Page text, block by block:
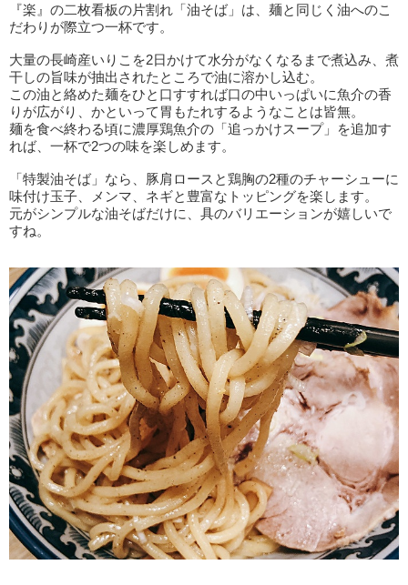
『楽』の二枚看板の片割れ「油そば」は、麺と同じく油へのこ
だわりが際立つ一杯です。
大量の長崎産いりこを2日かけて水分がなくなるまで煮込み、煮
干しの旨味が抽出されたところで油に溶かし込む。
この油と絡めた麺をひと口すすれば口の中いっぱいに魚介の香
りが広がり、かといって胃もたれするようなことは皆無。
麺を食べ終わる頃に濃厚鶏魚介の「追っかけスープ」を追加す
れば、一杯で2つの味を楽しめます。
「特製油そば」なら、豚肩ロースと鶏胸の2種のチャーシューに
味付け玉子、メンマ、ネギと豊富なトッピングを楽します。
元がシンプルな油そばだけに、具のバリエーションが嬉しいで
すね。